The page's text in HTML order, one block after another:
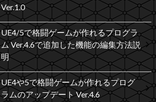
Ver.1.0
UE4/5で格闘ゲームが作れるプログラ
ム Ver.4.6で追加した機能の編集方法説
明
UE4や5で格闘ゲームが作れるプログ
ラムのアップデート Ver.4.6